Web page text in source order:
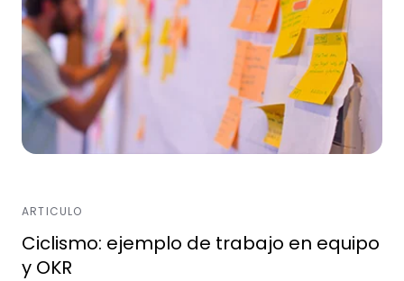
ARTICULO
Ciclismo: ejemplo de trabajo en equipo
y OKR